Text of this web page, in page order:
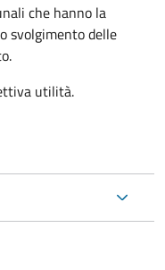
che hanno la
svolgimento delle
utilità.